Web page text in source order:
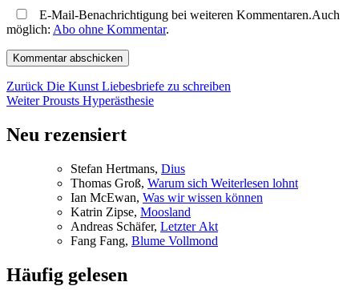
E-Mail-Benachrichtigung bei weiteren Kommentaren.Auch
möglich: Abo ohne Kommentar.
Beitragsnavigation
Zurück Vorheriger
Beitrag:
Die Kunst Liebesbriefe zu schreiben
Weiter Nächster
Prousts Hyperästhesie
Neu rezensiert
Ste­fan Hertmans, Di­us
Tho­mas Groß, War­um sich Wei­ter­le­sen lohnt
Ian McE­wan, Was wir wis­sen können
Kat­rin Zip­se, Moos­land
An­dre­as Schä­fer, Letz­ter Akt
Fang Fang, Blu­me Vollmond
Häufig gelesen